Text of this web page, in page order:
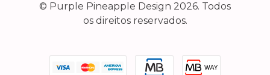
© Purple Pineapple Design 2026. Todos
os direitos reservados.